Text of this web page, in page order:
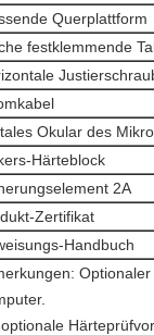
Querplattform
festklemmende
Okular des
Härteblock
2A
Zertifikat
Handbuch